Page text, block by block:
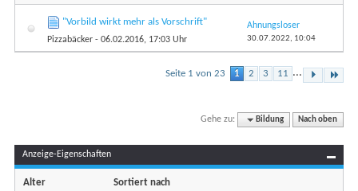
"Vorbild wirkt mehr als Vorschrift"
Pizzabäcker - 06.02.2016, 17:03 Uhr
Ahnungsloser
30.07.2022, 10:04
Seite 1 von 23 1 2 3 11 ...
Gehe zu: Bildung Nach oben
Anzeige-Eigenschaften
Alter Sortiert nach